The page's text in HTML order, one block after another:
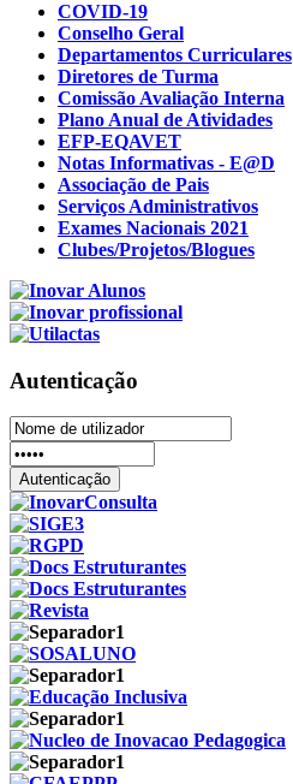
COVID-19
Conselho Geral
Departamentos Curriculares
Diretores de Turma
Comissão Avaliação Interna
Plano Anual de Atividades
EFP-EQAVET
Notas Informativas - E@D
Associação de Pais
Serviços Administrativos
Exames Nacionais 2021
Clubes/Projetos/Blogues
Autenticação